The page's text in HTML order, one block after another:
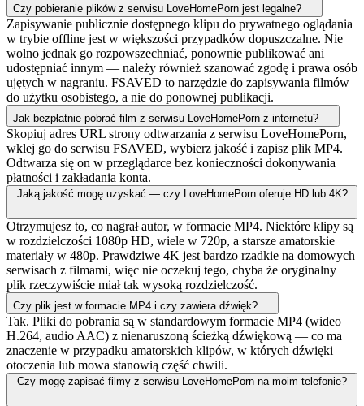
Czy pobieranie plików z serwisu LoveHomePorn jest legalne?
Zapisywanie publicznie dostępnego klipu do prywatnego oglądania
w trybie offline jest w większości przypadków dopuszczalne. Nie
wolno jednak go rozpowszechniać, ponownie publikować ani
udostępniać innym — należy również szanować zgodę i prawa osób
ujętych w nagraniu. FSAVED to narzędzie do zapisywania filmów
do użytku osobistego, a nie do ponownej publikacji.
Jak bezpłatnie pobrać film z serwisu LoveHomePorn z internetu?
Skopiuj adres URL strony odtwarzania z serwisu LoveHomePorn,
wklej go do serwisu FSAVED, wybierz jakość i zapisz plik MP4.
Odtwarza się on w przeglądarce bez konieczności dokonywania
płatności i zakładania konta.
Jaką jakość mogę uzyskać — czy LoveHomePorn oferuje HD lub 4K?
Otrzymujesz to, co nagrał autor, w formacie MP4. Niektóre klipy są
w rozdzielczości 1080p HD, wiele w 720p, a starsze amatorskie
materiały w 480p. Prawdziwe 4K jest bardzo rzadkie na domowych
serwisach z filmami, więc nie oczekuj tego, chyba że oryginalny
plik rzeczywiście miał tak wysoką rozdzielczość.
Czy plik jest w formacie MP4 i czy zawiera dźwięk?
Tak. Pliki do pobrania są w standardowym formacie MP4 (wideo
H.264, audio AAC) z nienaruszoną ścieżką dźwiękową — co ma
znaczenie w przypadku amatorskich klipów, w których dźwięki
otoczenia lub mowa stanowią część chwili.
Czy mogę zapisać filmy z serwisu LoveHomePorn na moim telefonie?